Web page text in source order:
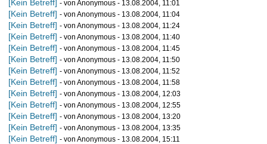
[Kein Betreff] - von Anonymous - 13.08.2004, 11:01
[Kein Betreff] - von Anonymous - 13.08.2004, 11:04
[Kein Betreff] - von Anonymous - 13.08.2004, 11:24
[Kein Betreff] - von Anonymous - 13.08.2004, 11:40
[Kein Betreff] - von Anonymous - 13.08.2004, 11:45
[Kein Betreff] - von Anonymous - 13.08.2004, 11:50
[Kein Betreff] - von Anonymous - 13.08.2004, 11:52
[Kein Betreff] - von Anonymous - 13.08.2004, 11:58
[Kein Betreff] - von Anonymous - 13.08.2004, 12:03
[Kein Betreff] - von Anonymous - 13.08.2004, 12:55
[Kein Betreff] - von Anonymous - 13.08.2004, 13:20
[Kein Betreff] - von Anonymous - 13.08.2004, 13:35
[Kein Betreff] - von Anonymous - 13.08.2004, 15:11